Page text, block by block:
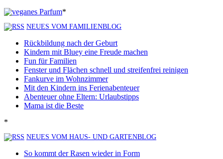
*
NEUES VOM FAMILIENBLOG
Rückbildung nach der Geburt
Kindern mit Bluey eine Freude machen
Fun für Familien
Fenster und Flächen schnell und streifenfrei reinigen
Fankurve im Wohnzimmer
Mit den Kindern ins Ferienabenteuer
Abenteuer ohne Eltern: Urlaubstipps
Mama ist die Beste
*
NEUES VOM HAUS- UND GARTENBLOG
So kommt der Rasen wieder in Form